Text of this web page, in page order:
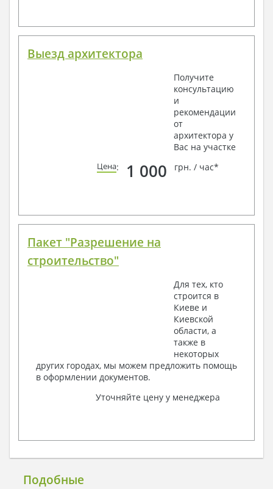
Выезд архитектора
Получите
консультацию
и
рекомендации
от
архитектора у
Вас на участке
Цена: 1 000 грн. / час*
Пакет "Разрешение на
строительство"
Для тех, кто
строится в
Киеве и
Киевской
области, а
также в
некоторых
других городах, мы можем предложить помощь
в оформлении документов.
Уточняйте цену у менеджера
Подобные